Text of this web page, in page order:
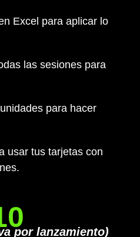
Excel para aplicar lo
las sesiones para
para hacer
usar tus tarjetas con
por lanzamiento)